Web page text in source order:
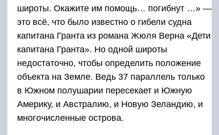
широты. Окажите им помощь… погибнут …» —
это всё, что было известно о гибели судна
капитана Гранта из романа Жюля Верна «Дети
капитана Гранта». Но одной широты
недостаточно, чтобы определить положение
объекта на Земле. Ведь 37 параллель только
в Южном полушарии пересекает и Южную
Америку, и Австралию, и Новую Зеландию, и
многочисленные острова.